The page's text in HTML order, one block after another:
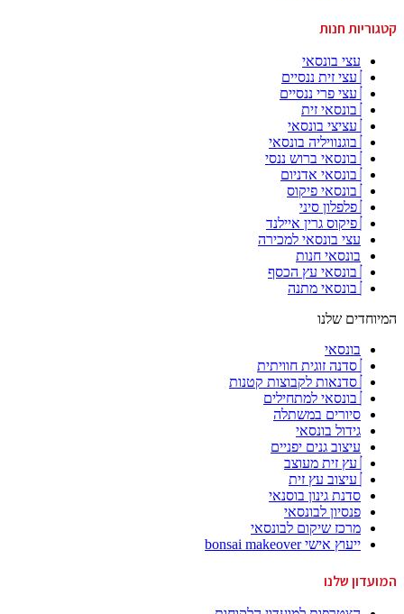
קטגוריות חנות
עצי בונסאי
עצי זית ננסיים
עצי פרי ננסיים
בונסאי זית
עציצי בונסאי
בוגנוויליה בונסאי
בונסאי ברוש ננסי
בונסאי אדניום
בונסאי פיקוס
פלפלון סיני
פיקוס גרין איילנד
עצי בונסאי למכירה
בונסאי חנות
בונסאי עץ הכסף
בונסאי מתנה
המיוחדים שלנו
בונסאי
סדנה זוגית חוויתית
סדנאות לקבוצות קטנות
בונסאי למתחילים
סיורים במשתלה
גידול בונסאי
עיצוב גנים יפניים
עץ זית מעוצב
עיצוב עץ זית
סדנת גינון בוסנאי
פנסיון לבונסאי
מרכז שיקום לבונסאי
ייעוץ אישי bonsai makeover
המועדון שלנו